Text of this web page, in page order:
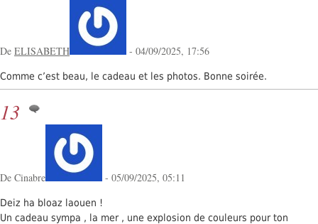
De ELISABETH - 04/09/2025, 17:56
Comme c’est beau, le cadeau et les photos. Bonne soirée.
13
De Cinabre - 05/09/2025, 05:11
Deiz ha bloaz laouen !
Un cadeau sympa , la mer , une explosion de couleurs pour ton